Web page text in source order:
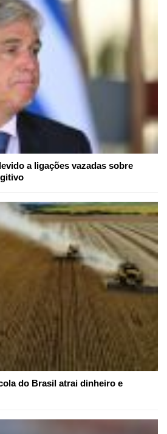
a ligações vazadas sobre
do Brasil atrai dinheiro e